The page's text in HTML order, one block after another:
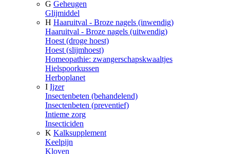
G Geheugen
Glijmiddel
H Haaruitval - Broze nagels (inwendig)
Haaruitval - Broze nagels (uitwendig)
Hoest (droge hoest)
Hoest (slijmhoest)
Homeopathie: zwangerschapskwaaltjes
Hielspoorkussen
Herboplanet
I Ijzer
Insectenbeten (behandelend)
Insectenbeten (preventief)
Intieme zorg
Insecticiden
K Kalksupplement
Keelpijn
Kloven